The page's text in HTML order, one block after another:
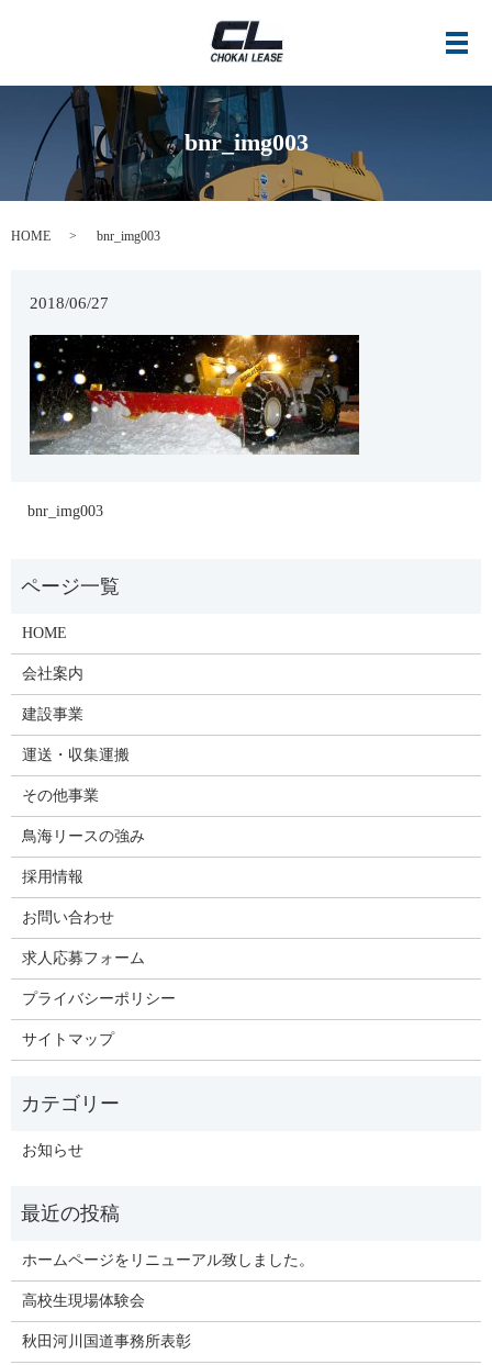
メ
bnr_img003
HOME bnr_img003
2018/06/27
bnr_img003
HOME
会社案内
建設事業
運送・収集運搬
その他事業
鳥海リースの強み
採用情報
お問い合わせ
求人応募フォーム
プライバシーポリシー
サイトマップ
お知らせ
ホームページをリニューアル致しました。
高校生現場体験会
秋田河川国道事務所表彰